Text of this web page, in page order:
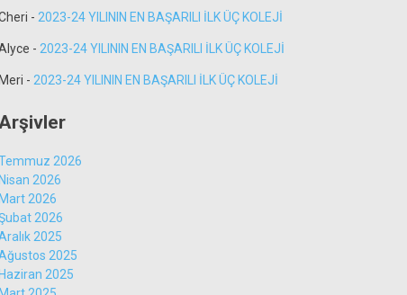
- 2023-24 YILININ EN BAŞARILI İLK ÜÇ KOLEJİ
- 2023-24 YILININ EN BAŞARILI İLK ÜÇ KOLEJİ
Meri - 2023-24 YILININ EN BAŞARILI İLK ÜÇ KOLEJİ
2026
Nisan 2026
Mart 2026
2026
2025
2025
Haziran 2025